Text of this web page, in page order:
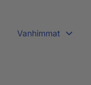
Vanhimmat